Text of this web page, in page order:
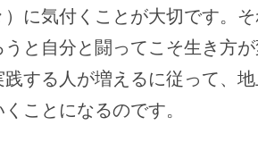
）に気付くことが大切です。
うと自分と闘ってこそ生き方
践する人が増えるに従って、
くことになるのです。